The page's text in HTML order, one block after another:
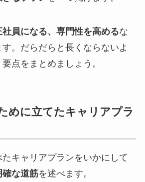
員になる、専門性を高めるな
。だらだらと長くならないよ
点をまとめましょう。
めに立てたキャリアプラ
キャリアプランをいかにして
確な道筋を述べます。